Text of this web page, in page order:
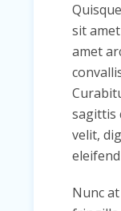
sit
amet
sagittis
velit,
Nunc